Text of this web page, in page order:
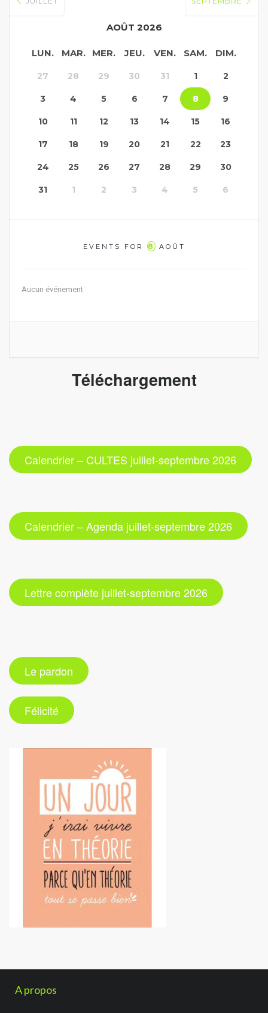
AOÛT 2026
LUN. MAR. MER. JEU. VEN. SAM. DIM.
27 28 29 30 31 1 2
3 4 5 6 7 8 9
10 11 12 13 14 15 16
17 18 19 20 21 22 23
24 25 26 27 28 29 30
31 1 2 3 4 5 6
EVENTS FOR 8AOÛT
Aucun événement
Téléchargement
Calendrier – CULTES juillet-septembre 2026
Calendrier – Agenda juillet-septembre 2026
Lettre complète juillet-septembre 2026
Le pardon
Félicité
A propos